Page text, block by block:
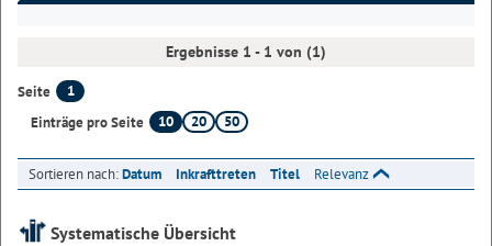
Ergebnisse 1 - 1 von (1)
Seite
1
Einträge pro Seite
10 20 50
Sortieren nach:Datum Inkrafttreten Titel Relevanz
Systematische Übersicht